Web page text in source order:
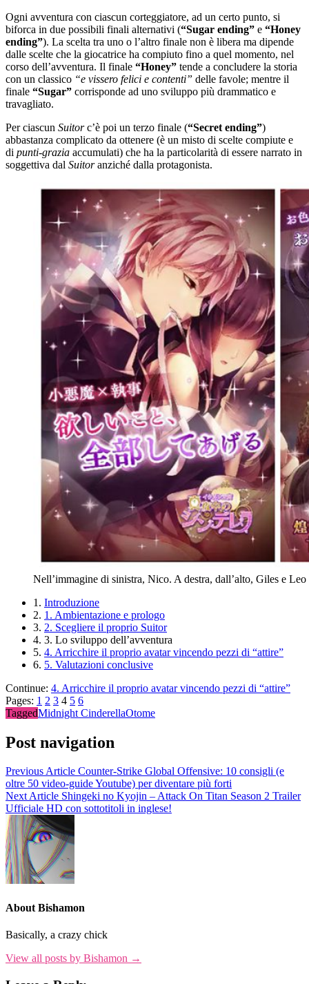
Ogni avventura con ciascun corteggiatore, ad un certo punto, si
biforca in due possibili finali alternativi (“Sugar ending” e “Honey
ending”). La scelta tra uno o l’altro finale non è libera ma dipende
dalle scelte che la giocatrice ha compiuto fino a quel momento, nel
corso dell’avventura. Il finale “Honey” tende a concludere la storia
con un classico “e vissero felici e contenti” delle favole; mentre il
finale “Sugar” corrisponde ad uno sviluppo più drammatico e
travagliato.
Per ciascun Suitorc’è poi un terzo finale (“Secret ending”)
abbastanza complicato da ottenere (è un misto di scelte compiute e
di punti-grazia accumulati) che ha la particolarità di essere narrato in
soggettiva dal Suitoranziché dalla protagonista.
Nell’immagine di sinistra, Nico. A destra, dall’alto, Giles e Leo
1. Introduzione
2. 1. Ambientazione e prologo
3. 2. Scegliere il proprio Suitor
4. 3. Lo sviluppo dell’avventura
5. 4. Arricchire il proprio avatar vincendo pezzi di “attire”
6. 5. Valutazioni conclusive
Continue: 4. Arricchire il proprio avatar vincendo pezzi di “attire”
Pages: 1 2 3 4 5 6
TaggedMidnight CinderellaOtome
Post navigation
Previous Article Counter-Strike Global Offensive: 10 consigli (e
oltre 50 video-guide Youtube) per diventare più forti
Next Article Shingeki no Kyojin – Attack On Titan Season 2 Trailer
Ufficiale HD con sottotitoli in inglese!
About Bishamon
Basically, a crazy chick
View all posts by Bishamon →